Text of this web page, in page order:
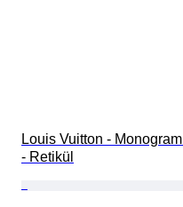
Louis Vuitton - Monogram
- Retikül